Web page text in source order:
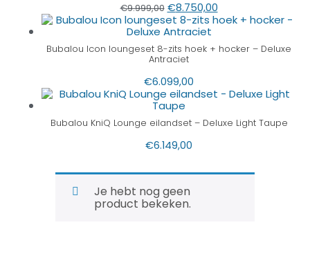
€9.999,00 €8.750,00
Bubalou Icon loungeset 8-zits hoek + hocker – Deluxe
Antraciet
€6.099,00
Bubalou KniQ Lounge eilandset – Deluxe Light Taupe
€6.149,00
Je hebt nog geen
product bekeken.